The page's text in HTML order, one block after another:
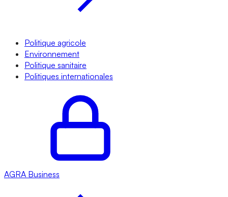
Politique agricole
Environnement
Politique sanitaire
Politiques internationales
AGRA Business